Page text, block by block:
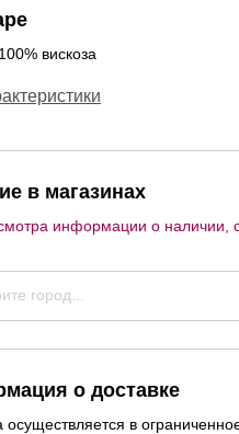
100% вискоза
в магазинах
информации о наличии,
город...
о доставке
осуществляется в